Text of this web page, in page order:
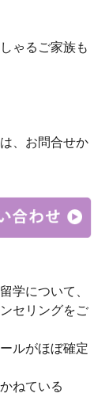
ゃるご家族も
、お問合せか
学について、
セリングをご
ルがほぼ確定
ねている